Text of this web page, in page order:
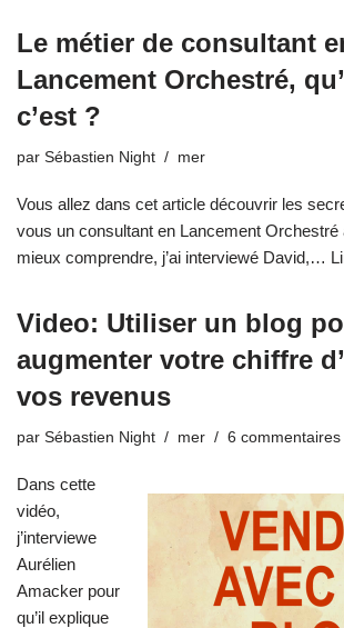
Le métier de consultant
Lancement Orchestré,
c’est ?
par Sébastien Night mer
Vous allez dans cet article découvrir les
vous un consultant en Lancement
mieux comprendre, j’ai interviewé David,…
Video: Utiliser un blog
augmenter votre chiffre
vos revenus
par Sébastien Night mer 6 commentaires
Dans cette
vidéo,
j’interviewe
Aurélien
Amacker pour
qu’il explique